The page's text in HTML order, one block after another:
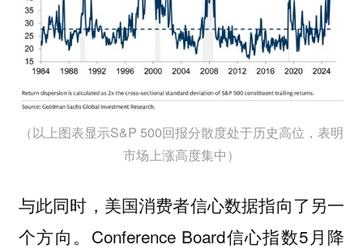
（以上图表显示S&P 500回报分散度处于历史高位，表明
市场上涨高度集中）
与此同时，美国消费者信心数据指向了另一
个方向。Conference Board信心指数5月降